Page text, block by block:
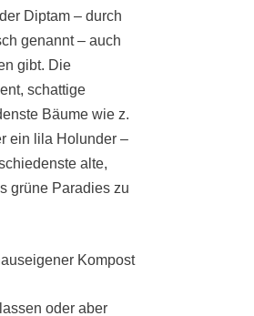
Diptam – durch
genannt – auch
gibt. Die
schattige
Bäume wie z.
ein lila Holunder –
alte,
grüne Paradies zu
Kompost
oder aber